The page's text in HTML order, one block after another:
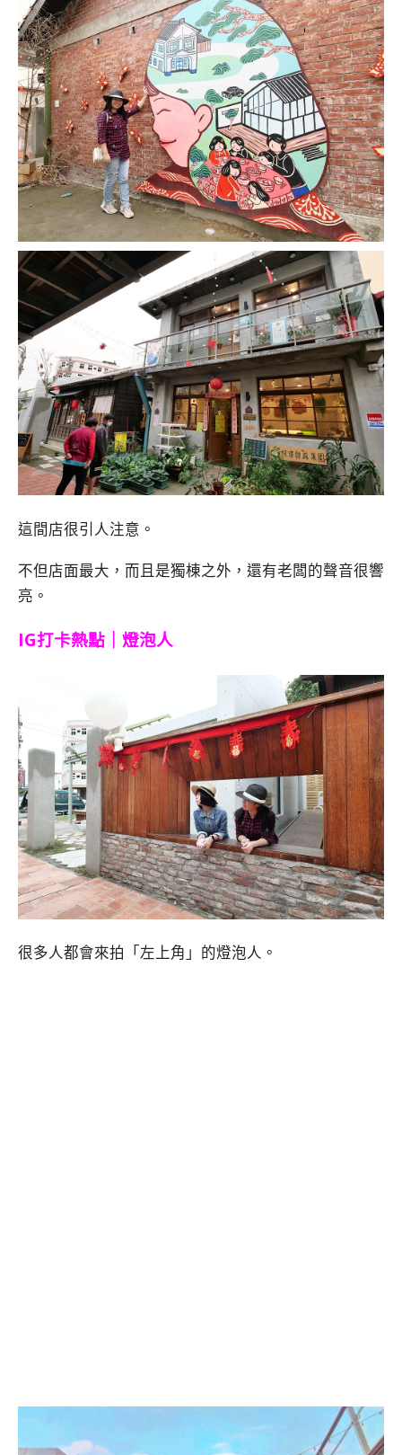
這間店很引人注意。
不但店面最大，而且是獨棟之外，還有老闆的聲音很響
亮。
IG打卡熱點｜燈泡人
很多人都會來拍「左上角」的燈泡人。